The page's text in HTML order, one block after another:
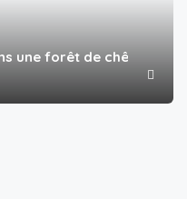
une forêt de chênes-